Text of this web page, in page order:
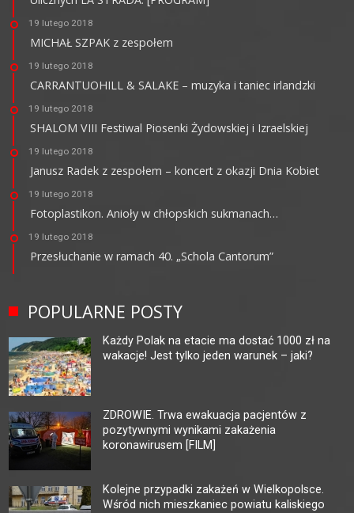
19 lutego 2018
MICHAŁ SZPAK z zespołem
19 lutego 2018
CARRANTUOHILL & SALAKE – muzyka i taniec irlandzki
19 lutego 2018
SHALOM VIII Festiwal Piosenki Żydowskiej i Izraelskiej
19 lutego 2018
Janusz Radek z zespołem – koncert z okazji Dnia Kobiet
19 lutego 2018
Fotoplastikon. Anioły w chłopskich sukmanach…
19 lutego 2018
Przesłuchanie w ramach 40. „Schola Cantorum”
POPULARNE POSTY
Każdy Polak na etacie ma dostać 1000 zł na
wakacje! Jest tylko jeden warunek – jaki?
ZDROWIE. Trwa ewakuacja pacjentów z
pozytywnymi wynikami zakażenia
koronawirusem [FILM]
Kolejne przypadki zakażeń w Wielkopolsce.
Wśród nich mieszkaniec powiatu kaliskiego